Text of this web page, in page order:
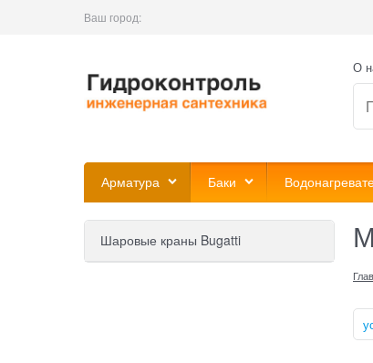
Ваш город:
О
Арматура Баки
Шаровые краны Bugatti